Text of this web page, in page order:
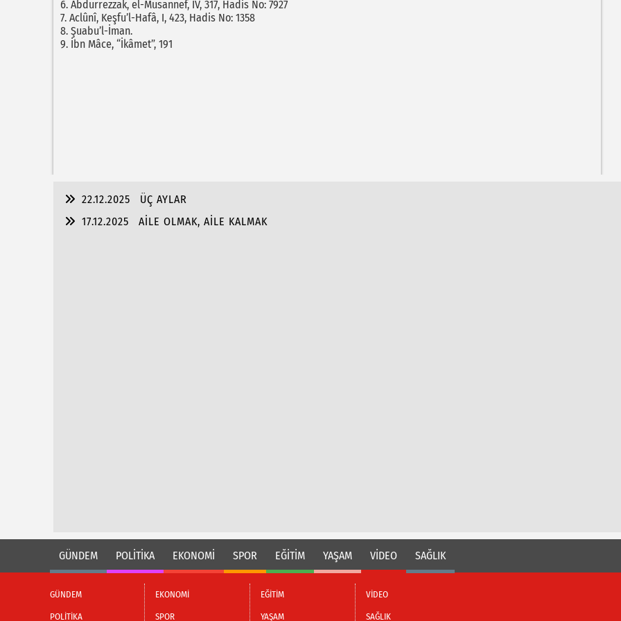
6. Abdurrezzak, el-Musannef, IV, 317, Hadis No: 7927
7. Aclûnî, Keşfu’l-Hafâ, I, 423, Hadis No: 1358
8. Şuabu’l-İman.
9. İbn Mâce, “İkâmet”, 191
22.12.2025
ÜÇ AYLAR
17.12.2025
AİLE OLMAK, AİLE KALMAK
GÜNDEM POLİTİKA EKONOMİ SPOR EĞİTİM YAŞAM VİDEO SAĞLIK
GÜNDEM
POLİTİKA
EKONOMİ
SPOR
EĞİTİM
YAŞAM
VİDEO
SAĞLIK